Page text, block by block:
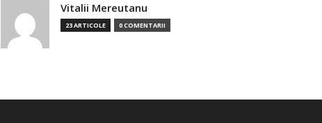
Vitalii Mereutanu
23 ARTICOLE 0 COMENTARII